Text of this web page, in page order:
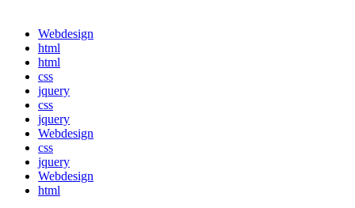
Webdesign
html
html
css
jquery
css
jquery
Webdesign
css
jquery
Webdesign
html